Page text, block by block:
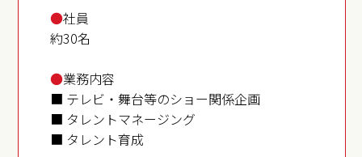
●社員
約30名
●業務内容
■ テレビ・舞台等のショー関係企画
■ タレントマネージング
■ タレント育成